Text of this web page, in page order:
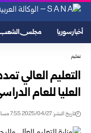
أخبار سوريا مجلس
تعليم
التعليم العالي
العليا للعام ‏الدراسي 2024 –
تاريخ النشر: 2025/04/27 7:55 مساءً